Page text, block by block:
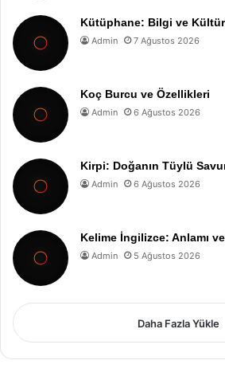
Kütüphane: Bilgi ve
Admin 7 Ağustos 2026
Koç Burcu ve Özellikleri
Admin 6 Ağustos 2026
Kirpi: Doğanın Tüylü
Admin 6 Ağustos 2026
Kelime İngilizce: Anlamı ve
Admin 5 Ağustos 2026
Daha Fazla Yükle